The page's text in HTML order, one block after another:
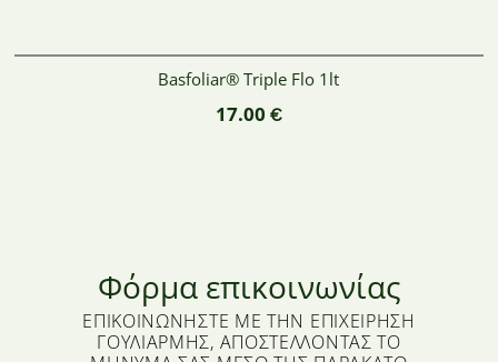
Basfoliar® Triple Flo 1lt
17.00 €
Φόρμα επικοινωνίας
ΕΠΙΚΟΙΝΩΝΉΣΤΕ ΜΕ ΤΗΝ ΕΠΙΧΕΊΡΗΣΗ
ΓΟΥΛΙΑΡΜΉΣ, ΑΠΟΣΤΈΛΛΟΝΤΑΣ ΤΟ